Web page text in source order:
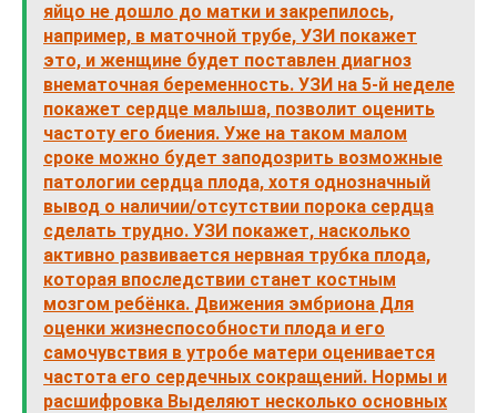
яйцо не дошло до матки и закрепилось,
например, в маточной трубе, УЗИ покажет
это, и женщине будет поставлен диагноз
внематочная беременность. УЗИ на 5-й неделе
покажет сердце малыша, позволит оценить
частоту его биения. Уже на таком малом
сроке можно будет заподозрить возможные
патологии сердца плода, хотя однозначный
вывод о наличии/отсутствии порока сердца
сделать трудно. УЗИ покажет, насколько
активно развивается нервная трубка плода,
которая впоследствии станет костным
мозгом ребёнка. Движения эмбриона Для
оценки жизнеспособности плода и его
самочувствия в утробе матери оценивается
частота его сердечных сокращений. Нормы и
расшифровка Выделяют несколько основных